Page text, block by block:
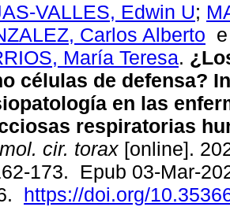
VALLES, Edwin U;
Carlos Alberto
María Teresa.
células de defensa?
en las
respiratorias
cir. torax [online].
173. Epub 03-Mar-
https://doi.org/